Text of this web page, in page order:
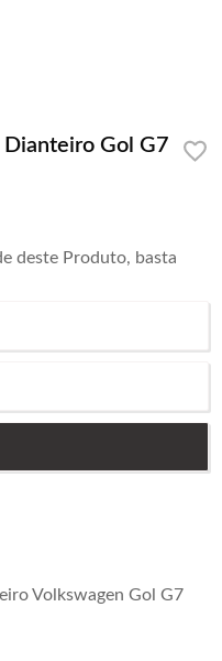
Gol G7
deste Produto, basta
Volkswagen Gol G7